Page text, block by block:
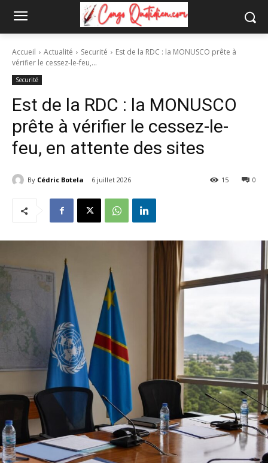
Accueil Actualité Securité
Est de la RDC : la MONUSCO prête à
vérifier le cessez-le-feu,...
Securité
Est de la RDC : la MONUSCO
prête à vérifier le cessez-le-
feu, en attente des sites
By Cédric Botela 6 juillet 2026 0
15